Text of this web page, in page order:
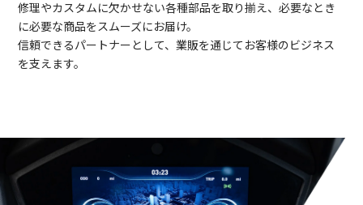
修理やカスタムに欠かせない各種部品を取り揃え、必要なとき
に必要な商品をスムーズにお届け。
信頼できるパートナーとして、業販を通じてお客様のビジネス
を支えます。